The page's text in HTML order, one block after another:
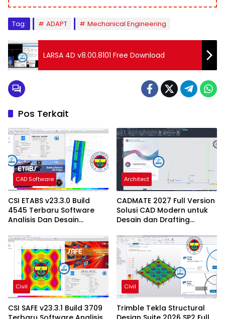
Tag: ADAPT Mechanical Engineering
LARSA 4D v8.00.8101 Free Download
Pos Terkait
CAD Software
CSI ETABS v23.3.0 Build
4545 Terbaru Software
Analisis Dan Desain
Profesional
Architect
CADMATE 2027 Full Version
Solusi CAD Modern untuk
Desain dan Drafting
Civil
CSI SAFE v23.3.1 Build 3709
Civil
Trimble Tekla Structural